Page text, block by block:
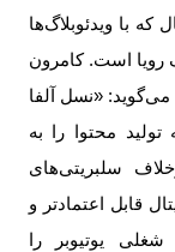
که با ویدئوبلاگ‌ها
رویا است. کامرون
«نسل آلفا
محتوا را به
سلبریتی‌های
قابل اعتمادتر و
یوتیوبر را